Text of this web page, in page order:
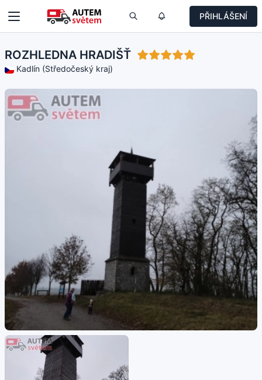
PŘIHLÁŠENÍ
ROZHLEDNA HRADIŠŤ
Kadlín (Středočeský kraj)